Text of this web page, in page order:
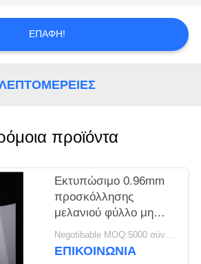
ΕΠΑΦΉ!
προϊόντα
Εκτυπώσιμο 0.96mm
προσκόλλησης
μελανιού φύλλο μη
ελασματοποίησης
Inkjet
Negotibable MOQ:5000 σύνολα (3 φύλλα ανά φύλλο)
ΕΠΙΚΟΙΝΩΝΙΑ